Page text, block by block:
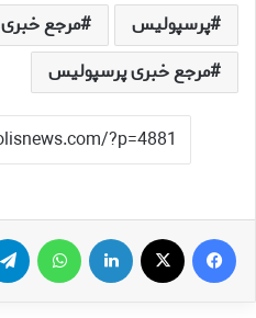
پرسپولیس
مرجع خبری
مرجع خبری پرسپولیس
فیس بوک لینکدین